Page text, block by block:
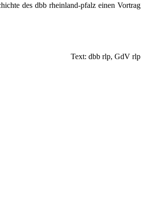
des dbb rheinland-pfalz einen Vortrag
Text: dbb rlp, GdV rlp